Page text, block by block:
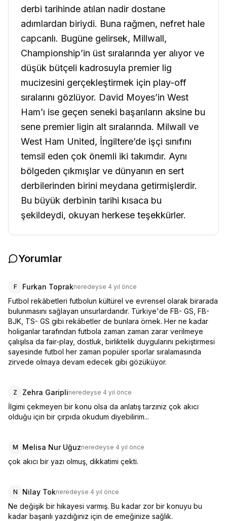
derbi tarihinde atılan nadir dostane
adımlardan biriydi. Buna rağmen, nefret hale
capcanlı. Bugüne gelirsek, Millwall,
Championship’in üst sıralarında yer alıyor ve
düşük bütçeli kadrosuyla premier lig
mucizesini gerçekleştirmek için play-off
sıralarını gözlüyor. David Moyes’in West
Ham’ı ise geçen seneki başarıların aksine bu
sene premier ligin alt sıralarında. Milwall ve
West Ham United, İngiltere’de işçi sınıfını
temsil eden çok önemli iki takımdır. Aynı
bölgeden çıkmışlar ve dünyanın en sert
derbilerinden birini meydana getirmişlerdir.
Bu büyük derbinin tarihi kısaca bu
şekildeydi, okuyan herkese teşekkürler.
Yorumlar
F Furkan Toprakneredeyse 4 yıl önce
Futbol rekâbetleri futbolun kültürel ve evrensel olarak birarada
bulunmasını sağlayan unsurlardandır. Türkiye'de FB- GS, FB-
BJK, TS- GS gibi rekâbetler de bunlara örnek. Her ne kadar
holiganlar tarafından futbola zaman zaman zarar verilmeye
çalışılsa da fair-play, dostluk, birliktelik duygularını pekiştirmesi
sayesinde futbol her zaman popüler sporlar sıralamasında
zirvede olmaya devam edecek gibi gözüküyor.
Z Zehra Gariplineredeyse 4 yıl önce
İlgimi çekmeyen bir konu olsa da anlatış tarzınız çok akıcı
olduğu için bir çırpıda okudum diyebilirim...
M Melisa Nur Uğuzneredeyse 4 yıl önce
çok akıcı bir yazı olmuş, dikkatimi çekti.
N Nilay Tokneredeyse 4 yıl önce
Ne değişik bir hikayesi varmış. Bu kadar zor bir konuyu bu
kadar başarılı yazdığınız için de emeğinize sağlık.